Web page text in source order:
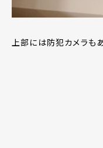
上部には防犯カメラも